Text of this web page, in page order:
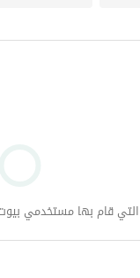
قام بها مستخدمي بيوت خلال